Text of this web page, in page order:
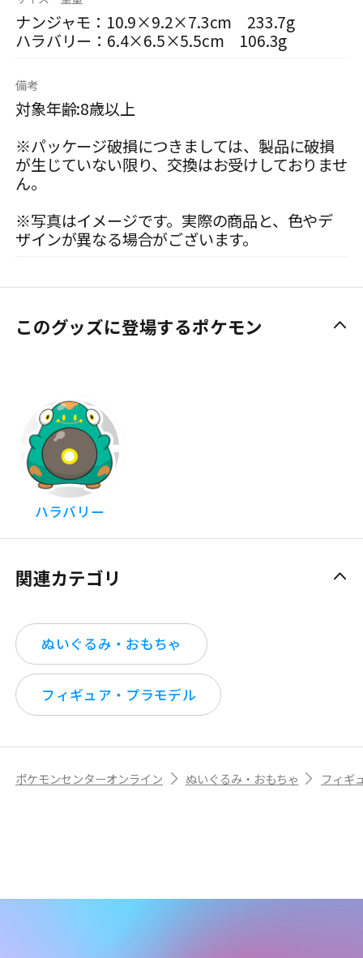
ナンジャモ：10.9×9.2×7.3cm 233.7g
ハラバリー：6.4×6.5×5.5cm 106.3g
備考
対象年齢:8歳以上
※パッケージ破損につきましては、製品に破損
が生じていない限り、交換はお受けしておりませ
ん。
※写真はイメージです。実際の商品と、色やデ
ザインが異なる場合がございます。
このグッズに登場するポケモン
ハラバリー
関連カテゴリ
ぬいぐるみ・おもちゃ
フィギュア・プラモデル
ポケモンセンターオンライン ぬいぐるみ・おもちゃ フィギ